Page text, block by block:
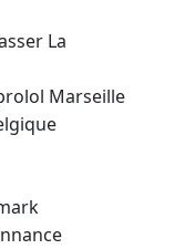
La
Marseille